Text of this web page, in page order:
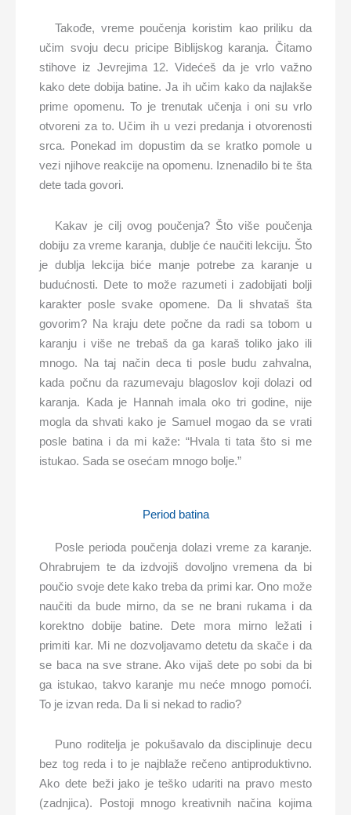
Takođe, vreme poučenja koristim kao priliku da
učim svoju decu pricipe Biblijskog karanja. Čitamo
stihove iz Jevrejima 12. Videćeš da je vrlo važno
kako dete dobija batine. Ja ih učim kako da najlakše
prime opomenu. To je trenutak učenja i oni su vrlo
otvoreni za to. Učim ih u vezi predanja i otvorenosti
srca. Ponekad im dopustim da se kratko pomole u
vezi njihove reakcije na opomenu. Iznenadilo bi te šta
dete tada govori.
Kakav je cilj ovog poučenja? Što više poučenja
dobiju za vreme karanja, dublje će naučiti lekciju. Što
je dublja lekcija biće manje potrebe za karanje u
budućnosti. Dete to može razumeti i zadobijati bolji
karakter posle svake opomene. Da li shvataš šta
govorim? Na kraju dete počne da radi sa tobom u
karanju i više ne trebaš da ga karaš toliko jako ili
mnogo. Na taj način deca ti posle budu zahvalna,
kada počnu da razumevaju blagoslov koji dolazi od
karanja. Kada je Hannah imala oko tri godine, nije
mogla da shvati kako je Samuel mogao da se vrati
posle batina i da mi kaže: “Hvala ti tata što si me
istukao. Sada se osećam mnogo bolje.”
Period batina
Posle perioda poučenja dolazi vreme za karanje.
Ohrabrujem te da izdvojiš dovoljno vremena da bi
poučio svoje dete kako treba da primi kar. Ono može
naučiti da bude mirno, da se ne brani rukama i da
korektno dobije batine. Dete mora mirno ležati i
primiti kar. Mi ne dozvoljavamo detetu da skače i da
se baca na sve strane. Ako vijaš dete po sobi da bi
ga istukao, takvo karanje mu neće mnogo pomoći.
To je izvan reda. Da li si nekad to radio?
Puno roditelja je pokušavalo da disciplinuje decu
bez tog reda i to je najblaže rečeno antiproduktivno.
Ako dete beži jako je teško udariti na pravo mesto
(zadnjica). Postoji mnogo kreativnih načina kojima